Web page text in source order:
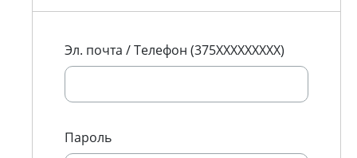
Эл. почта / Телефон (375XXXXXXXXX)
Пароль